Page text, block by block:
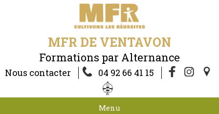
MFR DE VENTAVON
Formations par Alternance
Nous contacter 04 92 66 41 15
Menu